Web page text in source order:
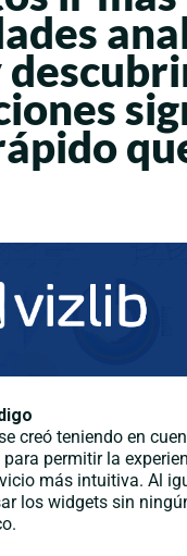
creó teniendo en
permitir la
más intuitiva. Al
los widgets sin